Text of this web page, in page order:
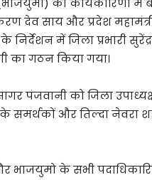
की कार्यकारिणी में
देव सायऔर प्रदेश
के निर्देशन में जिला प्रभारी
का गठन किया गया।
पंजवानी को जिला
समर्थकों और तिल्दा नेवरा
भाजयुमो के सभी